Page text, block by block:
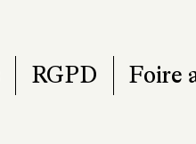
RGPD Foire